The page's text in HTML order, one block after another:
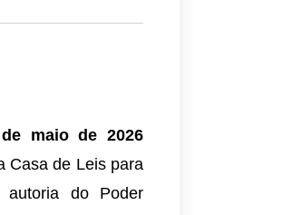
maio de 2026
Casa de Leis para
do Poder